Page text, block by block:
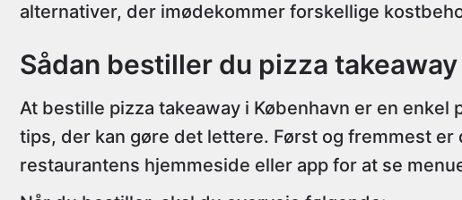
alternativer, der imødekommer forskellige
Sådan bestiller du pizza
At bestille pizza takeaway i København er en enkel
tips, der kan gøre det lettere. Først og fremmest er
restaurantens hjemmeside eller app for at se